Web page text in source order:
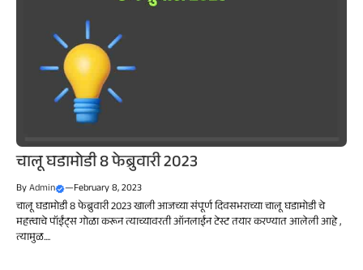
चालू घडामोडी 8 फेब्रुवारी 2023
ByAdmin —February 8, 2023
चालू घडामोडी 8 फेब्रुवारी 2023 खाली आजच्या संपूर्ण दिवसभराच्या चालू घडामोडी चे
महत्त्वाचे पॉईंट्स गोळा करून त्याच्यावरती ऑनलाईन टेस्ट तयार करण्यात आलेली आहे ,
त्यामुळ....